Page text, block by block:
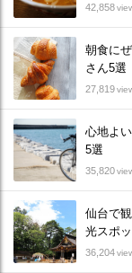
42,858
朝食に
さん5選
27,819
心地よ
5選
35,820
仙台で
光スポ
36,204